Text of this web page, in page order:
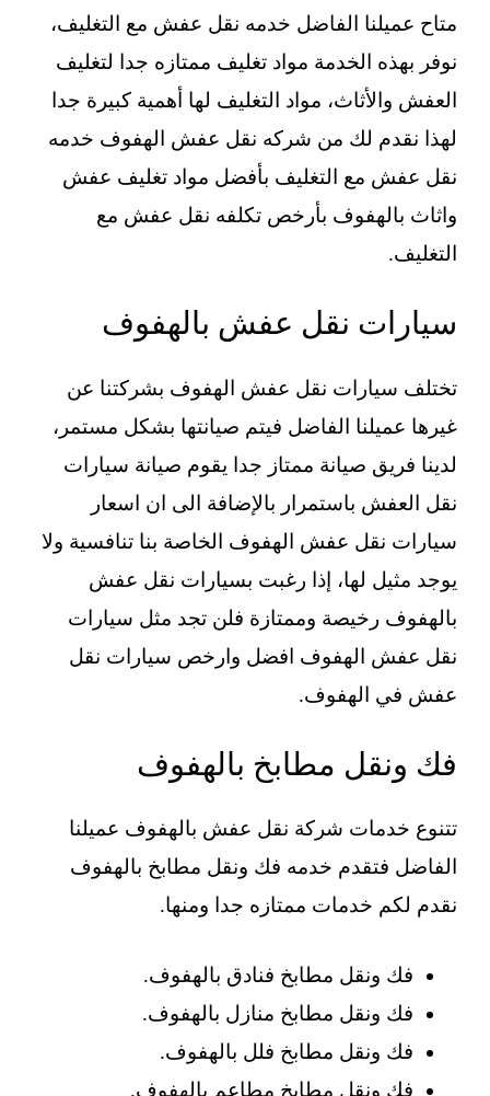
متاح عميلنا الفاضل خدمه نقل عفش مع التغليف،
نوفر بهذه الخدمة مواد تغليف ممتازه جدا لتغليف
العفش والأثاث، مواد التغليف لها أهمية كبيرة جدا
لهذا نقدم لك من شركه نقل عفش الهفوف خدمه
نقل عفش مع التغليف بأفضل مواد تغليف عفش
واثاث بالهفوف بأرخص تكلفه نقل عفش مع
التغليف.
سيارات نقل عفش بالهفوف
تختلف سيارات نقل عفش الهفوف بشركتنا عن
غيرها عميلنا الفاضل فيتم صيانتها بشكل مستمر،
لدينا فريق صيانة ممتاز جدا يقوم صيانة سيارات
نقل العفش باستمرار بالإضافة الى ان اسعار
سيارات نقل عفش الهفوف الخاصة بنا تنافسية ولا
يوجد مثيل لها، إذا رغبت بسيارات نقل عفش
بالهفوف رخيصة وممتازة فلن تجد مثل سيارات
نقل عفش الهفوف افضل وارخص سيارات نقل
عفش في الهفوف.
فك ونقل مطابخ بالهفوف
تتنوع خدمات شركة نقل عفش بالهفوف عميلنا
الفاضل فتقدم خدمه فك ونقل مطابخ بالهفوف
نقدم لكم خدمات ممتازه جدا ومنها.
فك ونقل مطابخ فنادق بالهفوف.
فك ونقل مطابخ منازل بالهفوف.
فك ونقل مطابخ فلل بالهفوف.
فك ونقل مطابخ مطاعم بالهفوف.